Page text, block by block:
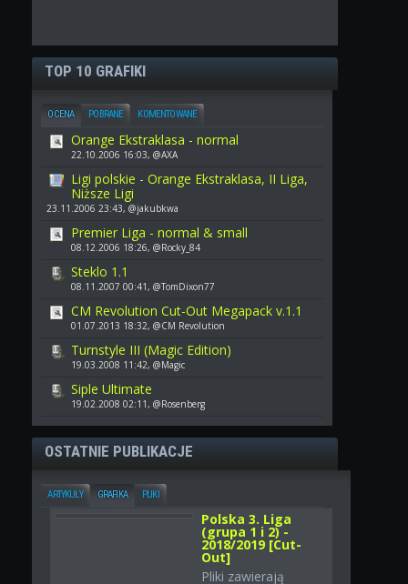
TOP 10 GRAFIKI
OCENA POBRANE KOMENTOWANE
Orange Ekstraklasa - normal
22.10.2006 16:03, @AXA
Ligi polskie - Orange Ekstraklasa, II Liga,
Niższe Ligi
23.11.2006 23:43, @jakubkwa
Premier Liga - normal & small
08.12.2006 18:26, @Rocky_84
Steklo 1.1
08.11.2007 00:41, @TomDixon77
CM Revolution Cut-Out Megapack v.1.1
01.07.2013 18:32, @CM Revolution
Turnstyle III (Magic Edition)
19.03.2008 11:42, @Magic
Siple Ultimate
19.02.2008 02:11, @Rosenberg
OSTATNIE PUBLIKACJE
ARTYKUŁY GRAFIKA PLIKI
Polska 3. Liga
(grupa 1 i 2) -
2018/2019 [Cut-
Out]
Pliki zawierają